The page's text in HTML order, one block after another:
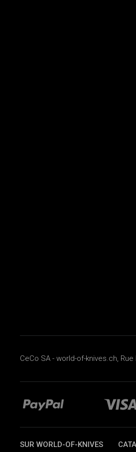
CeCo SA - world-of-knives.ch,
SUR WORLD-OF-KNIVES